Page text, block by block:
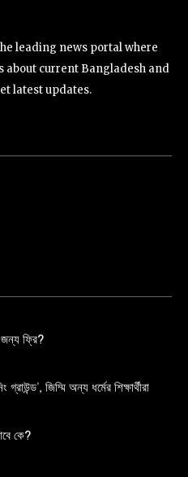
leading news portal where
about current Bangladesh and
latest updates.
জন্য ফ্রি?
জিম্মি অন্য ধর্মের শিক্ষার্থীরা
কে?